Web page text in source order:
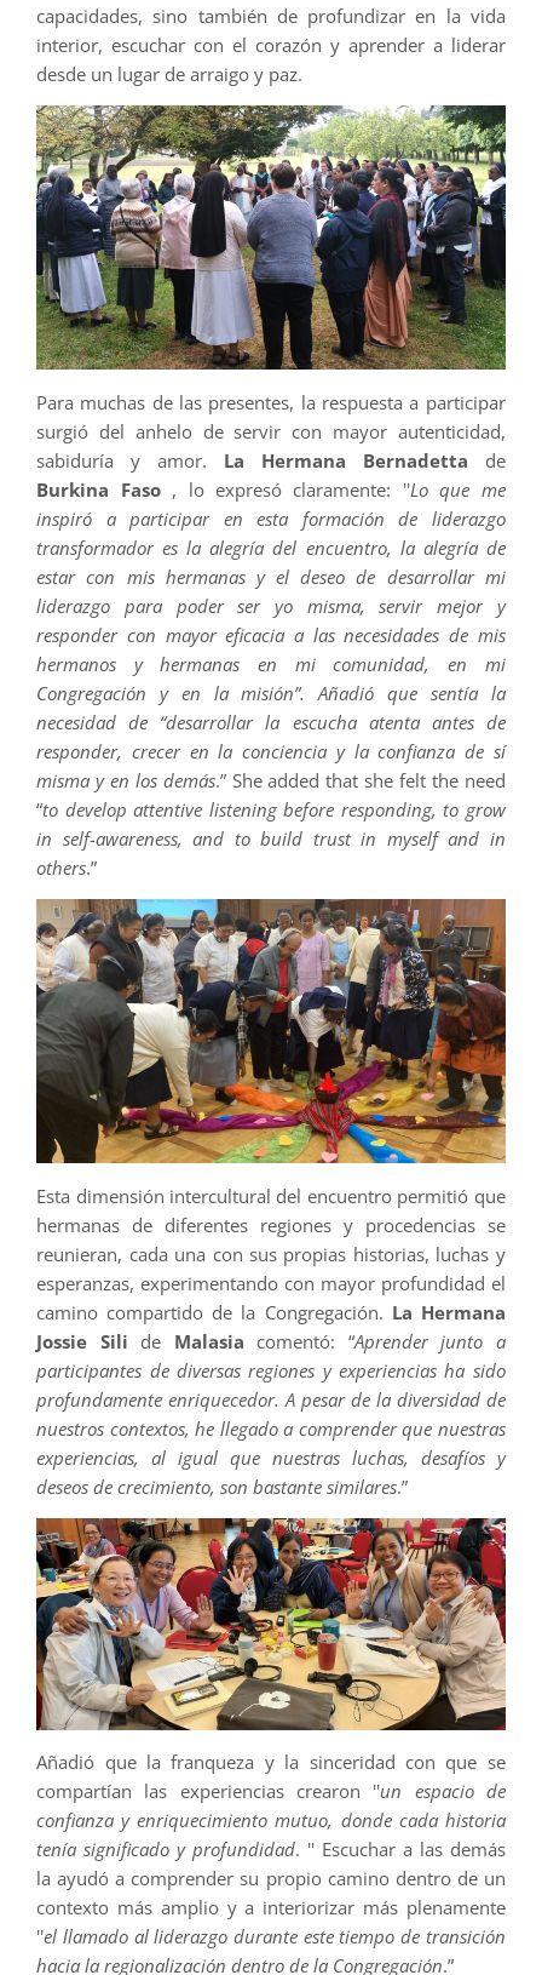
capacidades, sino también de profundizar en la vida
interior, escuchar con el corazón y aprender a liderar
desde un lugar de arraigo y paz.
Para muchas de las presentes, la respuesta a participar
surgió del anhelo de servir con mayor autenticidad,
sabiduría y amor. La Hermana Bernadetta de
Burkina Faso, lo expresó claramente: ''Lo que me
inspiró a participar en esta formación de liderazgo
transformador es la alegría del encuentro, la alegría de
estar con mis hermanas y el deseo de desarrollar mi
liderazgo para poder ser yo misma, servir mejor y
responder con mayor eficacia a las necesidades de mis
hermanos y hermanas en mi comunidad, en mi
Congregación y en la misión”. Añadió que sentía la
necesidad de “desarrollar la escucha atenta antes de
responder, crecer en la conciencia y la confianza de sí
misma y en los demás.” She added that she felt the need
“to develop attentive listening before responding, to grow
in self-awareness, and to build trust in myself and in
others.”
Esta dimensión intercultural del encuentro permitió que
hermanas de diferentes regiones y procedencias se
reunieran, cada una con sus propias historias, luchas y
esperanzas, experimentando con mayor profundidad el
camino compartido de la Congregación. La Hermana
Jossie Sili de Malasia comentó: “Aprender junto a
participantes de diversas regiones y experiencias ha sido
profundamente enriquecedor. A pesar de la diversidad de
nuestros contextos, he llegado a comprender que nuestras
experiencias, al igual que nuestras luchas, desafíos y
deseos de crecimiento, son bastante similares.”
Añadió que la franqueza y la sinceridad con que se
compartían las experiencias crearon ''un espacio de
confianza y enriquecimiento mutuo, donde cada historia
tenía significado y profundidad. '' Escuchar a las demás
la ayudó a comprender su propio camino dentro de un
contexto más amplio y a interiorizar más plenamente
''el llamado al liderazgo durante este tiempo de transición
hacia la regionalización dentro de la Congregación.”